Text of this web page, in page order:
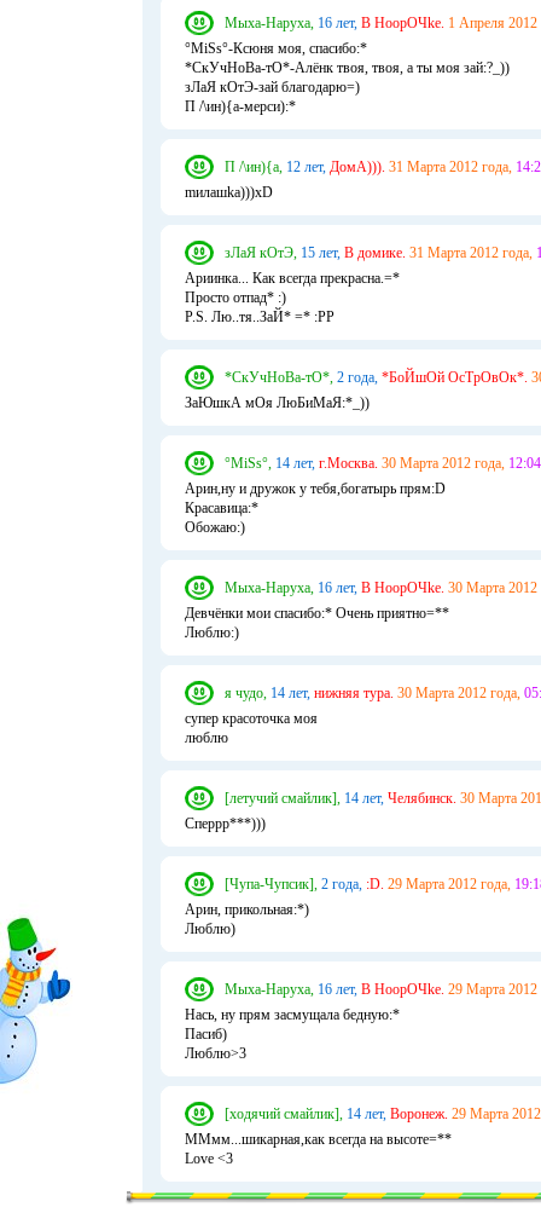
Мыха-Наруха, 16 лет, В НоорОЧke. 1 Апреля 2012
°MiSs°-Ксюня моя, спасибо:*
*СкУчНоВа-тО*-Алёнк твоя, твоя, а ты моя зай:?_))
зЛаЯ кОтЭ-зай благодарю=)
П /\ин){а-мерси):*
П /\ин){а, 12 лет, ДомА))). 31 Марта 2012 года,
mилашka)))xD
зЛаЯ кОтЭ, 15 лет, В домике. 31 Марта 2012 года,
Ариинка... Как всегда прекрасна.=*
Просто отпад* :)
Р.S. Лю..тя..ЗаЙ* =* :РР
*СкУчНоВа-тО*, 2 года, *БоЙшОй ОсТрОвОк*.
ЗаЮшкА мОя ЛюБиМаЯ:*_))
°MiSs°, 14 лет, г.Москва. 30 Марта 2012 года,
Арин,ну и дружок у тебя,богатырь прям:D
Красавица:*
Обожаю:)
Мыха-Наруха, 16 лет, В НоорОЧke. 30 Марта 2012
Девчёнки мои спасибо:* Очень приятно=**
Люблю:)
я чудо, 14 лет, нижняя тура. 30 Марта 2012 года,
супер красоточка моя
люблю
[летучий смайлик], 14 лет, Челябинск. 30 Марта
Сперрр***)))
[Чупа-Чупсик], 2 года, :D. 29 Марта 2012 года,
Арин, прикольная:*)
Люблю)
Мыха-Наруха, 16 лет, В НоорОЧke. 29 Марта 2012
Нась, ну прям засмущала бедную:*
Пасиб)
Люблю>3
[ходячий смайлик], 14 лет, Воронеж. 29 Марта
ММмм...шикарная,как всегда на высоте=**
Love <3